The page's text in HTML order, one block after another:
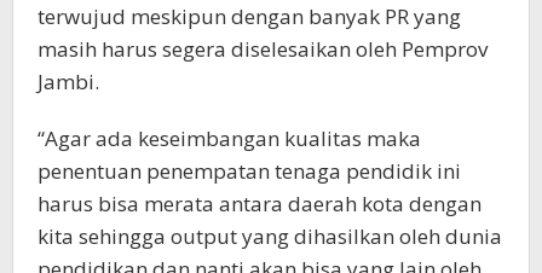
terwujud meskipun dengan banyak PR yang
masih harus segera diselesaikan oleh Pemprov
Jambi.
“Agar ada keseimbangan kualitas maka
penentuan penempatan tenaga pendidik ini
harus bisa merata antara daerah kota dengan
kita sehingga output yang dihasilkan oleh dunia